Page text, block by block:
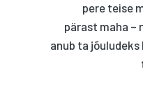
pere teise
pärast maha –
anub ta jõuludeks